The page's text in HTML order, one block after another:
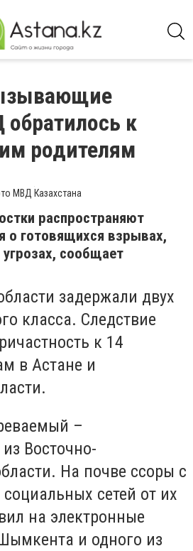
к
родителям
МВД Казахстана
распространяют
о готовящихся взрывах,
сообщает
задержали двух
класса. Следствие
к 14
в Астане и
–
Восточно-
На почве ссоры с
сетей от их
на электронные
и одного из